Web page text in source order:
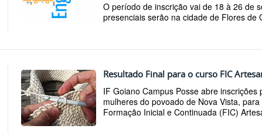
O período de inscrição vai de 18 à 26 de
presenciais serão na cidade de Flores de
Resultado Final para o curso FIC
IF Goiano Campus Posse abre inscrições
mulheres do povoado de Nova Vista,
Formação Inicial e Continuada (FIC)